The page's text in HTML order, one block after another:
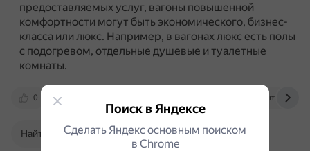
предоставляемых услуг, вагоны повышенной
комфортности могут быть экономического, бизнес-
класса или люкс. Например, в вагонах люкс есть полы
с подогревом, отдельные душевые и туалетные
комнаты.
0
Найти в Поиске
Поиск в Яндексе
Сделать Яндекс основным поиском
в Сhrome